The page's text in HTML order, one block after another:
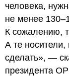
человека,
не менее
К сожалению,
А те носители,
сделать», —
президента